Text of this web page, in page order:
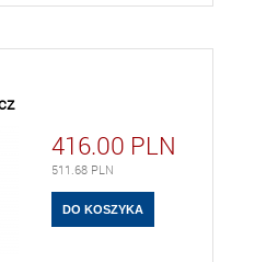
416.00 PLN
511.68 PLN